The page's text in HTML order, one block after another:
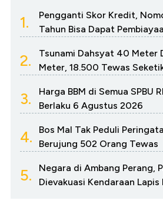
1.
Pengganti Skor Kredit,
Tahun Bisa Dapat
2.
Tsunami Dahsyat 40 Meter
Meter, 18.500 Tewas
3.
Harga BBM di Semua SPBU
Berlaku 6 Agustus 2026
4.
Bos Mal Tak Peduli
Berujung 502 Orang Tewas
5.
Negara di Ambang Perang,
Dievakuasi Kendaraan Lapis